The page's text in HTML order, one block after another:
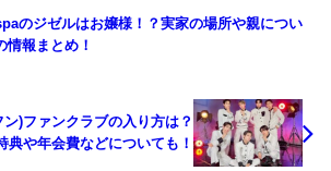
のジゼルはお嬢様！？実家の場所や親につい
情報まとめ！
)ファンクラブの入り方は？
典や年会費などについても！